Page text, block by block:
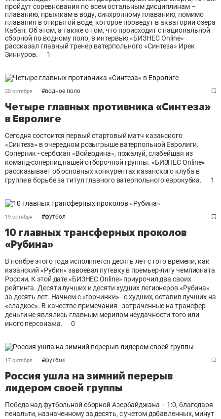
пройдут соревнования по всем остальным дисциплинам –
плаванию, прыжкам в воду, синхронному плаванию, помимо
плавания в открытой воде, которое проведут в акватории озера
Кабан. Об этом, а также о том, что происходит с национальной
сборной по водному поло, в интервью «БИЗНЕС Online»
рассказал главный тренер ватерпольного «Синтеза» Ирек
Зиннуров.
1
20 октября #водное поло
Четыре главных противника «Синтеза»
в Евролиге
Сегодня состоится первый стартовый матч казанского
«Синтеза» в очередном розыгрыше ватерпольной Евролиги.
Соперник - сербская «Войводина», пожалуй, слабейшая из
команд-соперниц нашей отборочной группы. «БИЗНЕС Online»
рассказывает об основных конкурентах казанского клуба в
группе в борьбе за титул главного ватерпольного еврокубка.
1
19 октября #футбол
10 главных трансферных проколов
«Рубина»
В ноябре этого года исполняется десять лет с того времени, как
казанский «Рубин» завоевал путевку в премьер-лигу чемпионата
России. К этой дате «БИЗНЕС Online» приурочил два своих
рейтинга. Десяти лучших и десяти худших легионеров «Рубина»
за десять лет. Начнем с «горчинки» - с худших, оставив лучших на
«сладкое». В качестве примечания - затраченные на трансфер
деньги не являлись главным мерилом неудачности того или
иного персонажа.
0
17 октября #футбол
Россия ушла на зимний перерыв
лидером своей группы
Победа над футбольной сборной Азербайджана – 1:0, благодаря
пенальти, назначенному за десять, с учетом добавленных, минут